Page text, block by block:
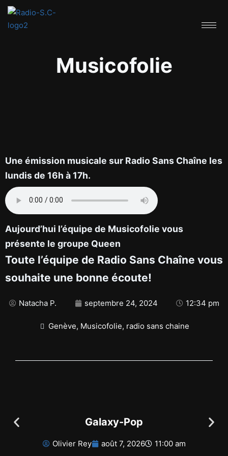
Musicofolie
Une émission musicale sur Radio Sans Chaîne les
lundis de 16h à 17h.
Aujourd’hui l’équipe de Musicofolie vous
présente le groupe Queen
Toute l’équipe de Radio Sans Chaîne vous
souhaite une bonne écoute!
Natacha P. septembre 24, 2024 12:34 pm
Genève, Musicofolie, radio sans chaine
Galaxy-Pop
Olivier Rey août 7, 2026 11:00 am